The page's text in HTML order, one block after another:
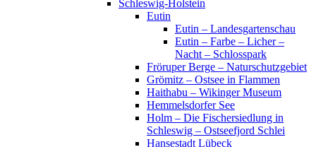
Schleswig-Holstein
Eutin
Eutin – Landesgartenschau
Eutin – Farbe – Licher –
Nacht – Schlosspark
Fröruper Berge – Naturschutzgebiet
Grömitz – Ostsee in Flammen
Haithabu – Wikinger Museum
Hemmelsdorfer See
Holm – Die Fischersiedlung in
Schleswig – Ostseefjord Schlei
Hansestadt Lübeck